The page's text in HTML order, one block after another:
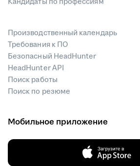
Производственный календарь
Требования к ПО
Безопасный HeadHunter
HeadHunter API
Поиск работы
Поиск по резюме
Мобильное приложение